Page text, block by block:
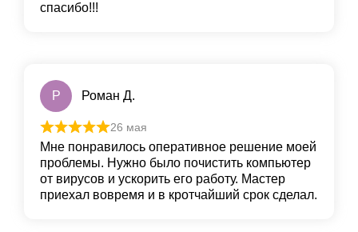
спасибо!!!
Р Роман Д.
26 мая
Мне понравилось оперативное решение моей
проблемы. Нужно было почистить компьютер
от вирусов и ускорить его работу. Мастер
приехал вовремя и в кротчайший срок сделал.